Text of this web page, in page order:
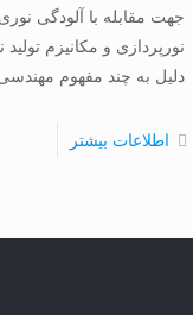
جهت مقابله با آلودگی
نورپردازی و مکانیزم
دلیل به چند مفهوم مهندسی
اطلاعات بیشتر